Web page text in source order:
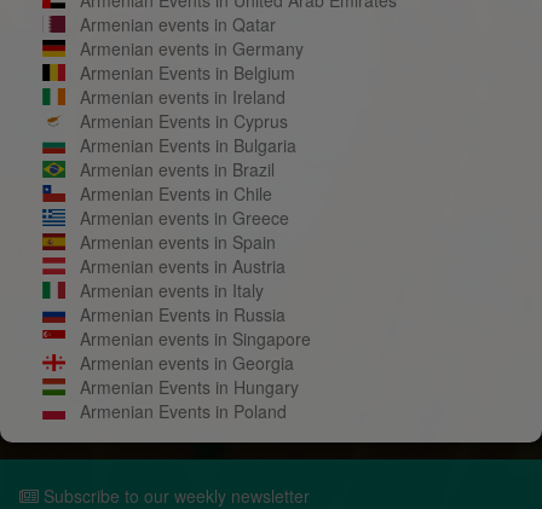
Armenian events in Qatar
Armenian events in Germany
Armenian Events in Belgium
Armenian events in Ireland
Armenian Events in Cyprus
Armenian Events in Bulgaria
Armenian events in Brazil
Armenian Events in Chile
Armenian events in Greece
Armenian events in Spain
Armenian events in Austria
Armenian events in Italy
Armenian Events in Russia
Armenian events in Singapore
Armenian events in Georgia
Armenian Events in Hungary
Armenian Events in Poland
Subscribe to our weekly newsletter